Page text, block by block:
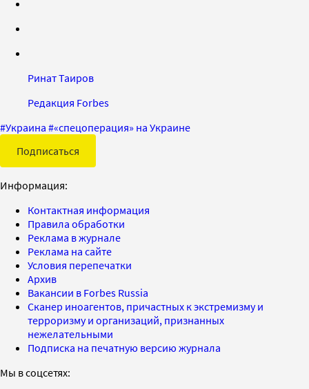
Ринат Таиров
Редакция Forbes
#Украина #«спецоперация» на Украине
Подписаться
Информация:
Контактная информация
Правила обработки
Реклама в журнале
Реклама на сайте
Условия перепечатки
Архив
Вакансии в Forbes Russia
Сканер иноагентов, причастных к экстремизму и
терроризму и организаций, признанных
нежелательными
Подписка на печатную версию журнала
Мы в соцсетях: